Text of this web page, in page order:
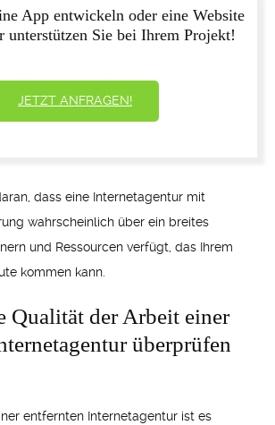
App entwickeln oder eine Website
unterstützen Sie bei Ihrem Projekt!
JETZT ANFRAGEN!
dass eine Internetagentur mit
wahrscheinlich über ein breites
und Ressourcen verfügt, das Ihrem
kommen kann.
Qualität der Arbeit einer
überprüfen
entfernten Internetagentur ist es